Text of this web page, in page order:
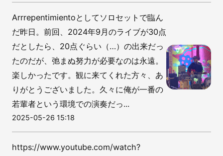
Arrrepentimientoとしてソロセットで臨ん
だ昨日。前回、2024年9月のライブが30点
だとしたら、20点ぐらい（…）の出来だっ
たのだが、弛まぬ努力が必要なのは永遠。
楽しかったです。観に来てくれた方々、あ
りがとうございました。久々に俺が一番の
若輩者という環境での演奏だっ...
2025-05-26 15:18
https://www.youtube.com/watch?